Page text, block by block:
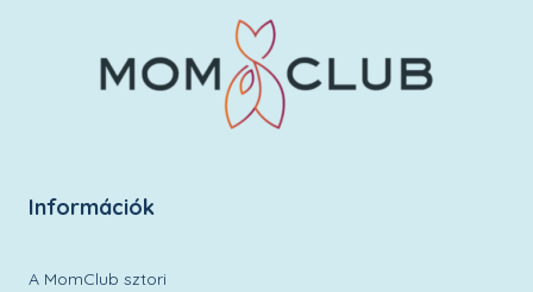
Információk
A MomClub sztori